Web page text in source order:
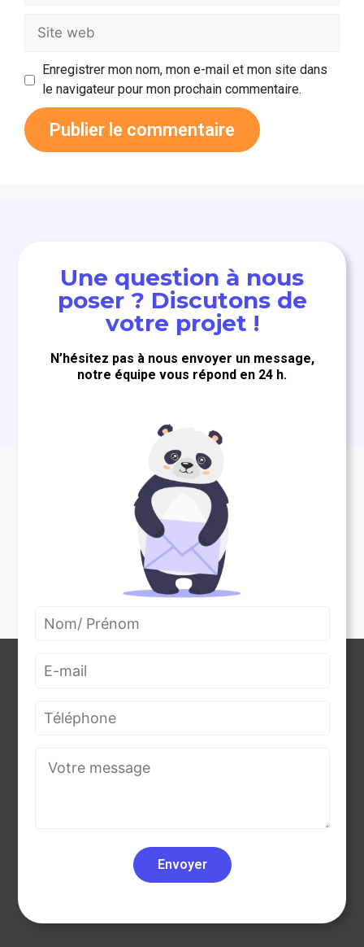
Enregistrer mon nom, mon e-mail et mon site dans
le navigateur pour mon prochain commentaire.
Une question à nous
poser ? Discutons de
votre projet !
N’hésitez pas à nous envoyer un message,
notre équipe vous répond en 24 h.